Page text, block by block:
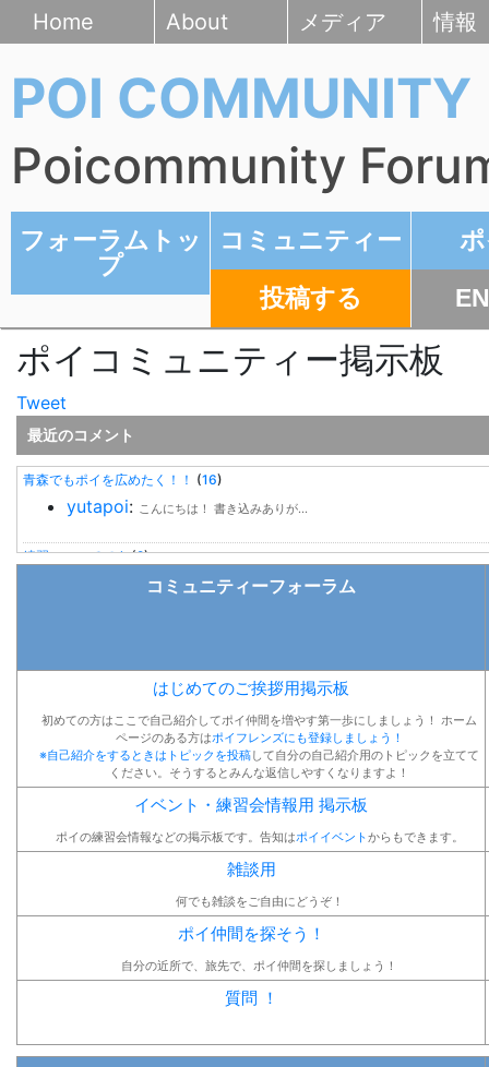
Home About メディア 情報
POI COMMUNITY
Poicommunity
フォーラムトッ
プ
コミュニティー
投稿する
ポイコミュニティー掲示板
Tweet
最近のコメント
青森でもポイを広めたく！！ (16)
yutapoi: こんにちは！ 書き込みありが...
練習についてです(2)
はじめまして！ 鏡の無い場合の...
yutapoi:始めまして！ 関東へ引っ越され...
ポイのシミュレーションサイト：Poitune(3)
: すごい！ いつかできたら良いな...
コミュニティーフォーラム
はじめてのご挨拶用掲示板
初めての方はここで自己紹介してポイ仲間を増やす第一歩にしましょう！ ホーム
ページのある方はポイフレンズにも登録しましょう！
※自己紹介をするときは トピックを投稿して自分の自己紹介用のトピックを立てて
ください。そうするとみんな返信しやすくなりますよ！
イベント・練習会情報用 掲示板
ポイの練習会情報などの掲示板です。告知はポイイベントからもできます。
雑談用
何でも雑談をご自由にどうぞ！
ポイ仲間を探そう！
自分の近所で、旅先で、ポイ仲間を探しましょう！
質問 ！